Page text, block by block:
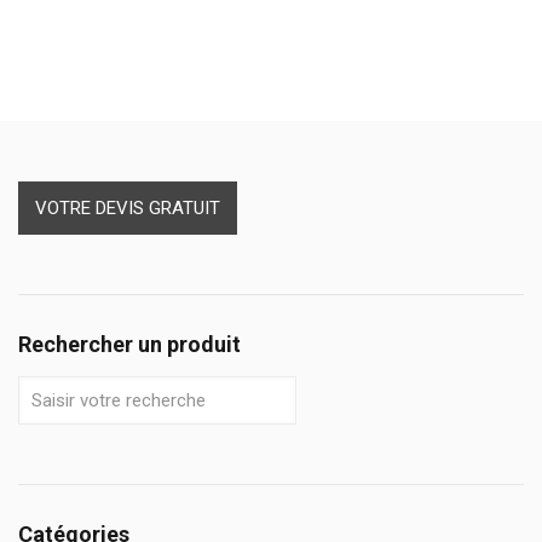
VOTRE DEVIS GRATUIT
Rechercher un produit
Catégories